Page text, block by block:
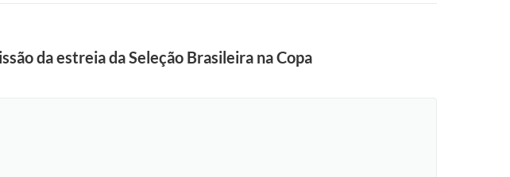
da estreia da Seleção Brasileira na Copa